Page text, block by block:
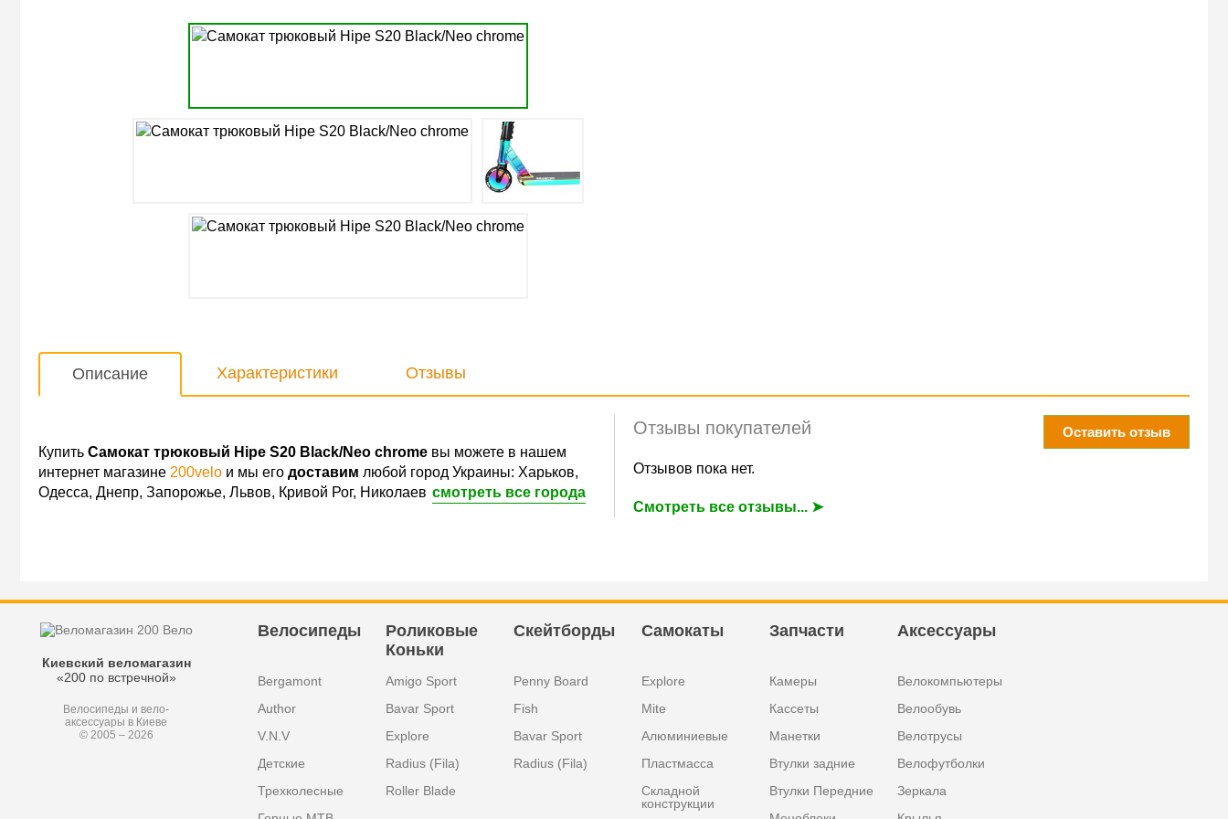
Описание Характеристики Отзывы
Оставить отзыв
Отзывы покупателей
Отзывов пока нет.
Смотреть все отзывы... ➤
Купить Самокат трюковый Hipe S20 Black/Neo chrome вы можете в нашем
интернет магазине 200velo и мы его доставим любой город Украины: Харьков,
Одесса, Днепр, Запорожье, Львов, Кривой Рог, Николаев смотреть все города
Киевский веломагазин
«200 по встречной»
Велосипеды и вело-
аксессуары в Киеве
© 2005 – 2026
Велосипеды
Bergamont
Author
V.N.V
Детские
Трехколесные
Роликовые
Коньки
Amigo Sport
Bavar Sport
Explore
Radius (Fila)
Roller Blade
Скейтборды
Penny Board
Fish
Bavar Sport
Radius (Fila)
Самокаты
Explore
Mite
Алюминиевые
Пластмасса
Складной
конструкции
Запчасти
Камеры
Кассеты
Манетки
Втулки задние
Втулки Передние
Аксессуары
Велокомпьютеры
Велообувь
Велотрусы
Велофутболки
Зеркала